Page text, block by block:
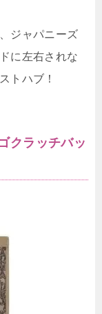
ジャパニーズ
に左右されな
トハブ！
クラッチバッ